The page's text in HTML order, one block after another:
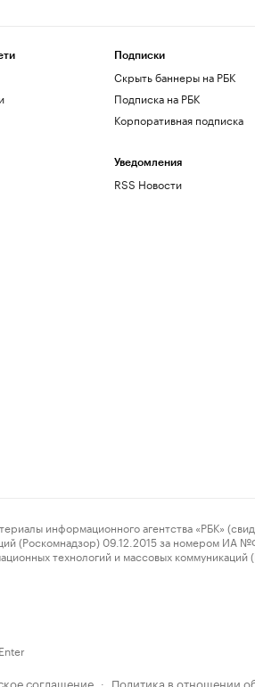
Подписки
Скрыть баннеры на РБК
Подписка на РБК
Корпоративная подписка
Уведомления
RSS Новости
агентства «РБК»
(Роскомнадзор) 09.12.2015 за номером ИА
технологий и массовых
соглашение · Политика в отношении